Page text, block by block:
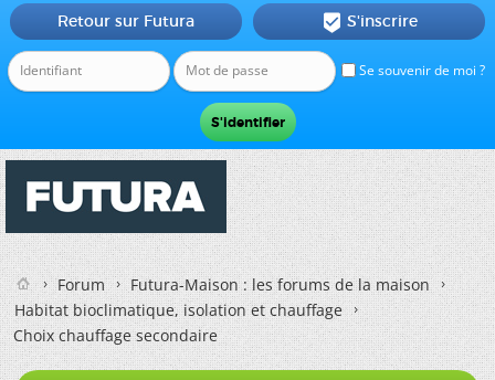
Se souvenir de moi ?
Retour sur Futura  S'inscrire
Forum
Futura-Maison : les forums de la maison
Habitat bioclimatique, isolation et chauffage
Choix chauffage secondaire